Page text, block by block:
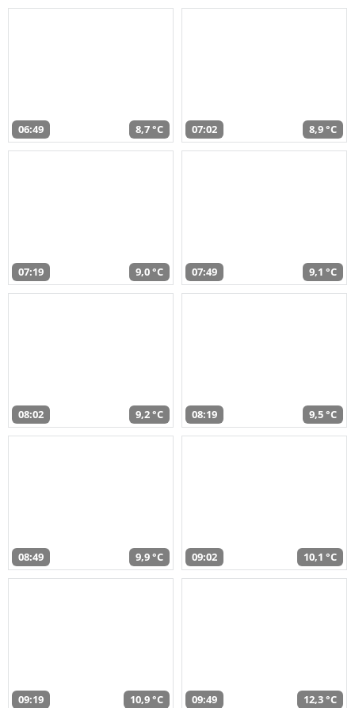
06:49 8,7 °C 07:02 8,9 °C
07:19 9,0 °C 07:49 9,1 °C
08:02 9,2 °C 08:19 9,5 °C
08:49 9,9 °C 09:02 10,1 °C
09:19 10,9 °C 09:49 12,3 °C